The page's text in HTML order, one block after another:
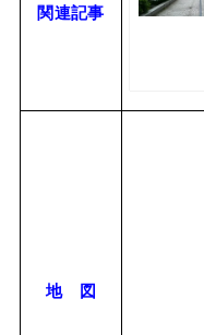
関連記事
地 図